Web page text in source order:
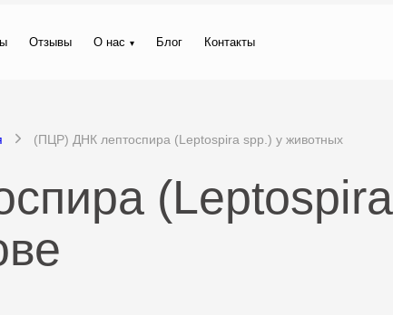
Отзывы О нас Блог Контакты
(ПЦР) ДНК лептоспира (Leptospira spp.) у животных